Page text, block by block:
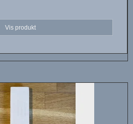
Vis produkt